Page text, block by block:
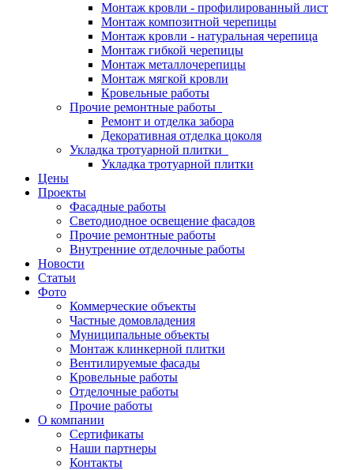
Монтаж кровли - профилированный лист
Монтаж композитной черепицы
Монтаж кровли - натуральная черепица
Монтаж гибкой черепицы
Монтаж металлочерепицы
Монтаж мягкой кровли
Кровельные работы
Прочие ремонтные работы
Ремонт и отделка забора
Декоративная отделка цоколя
Укладка тротуарной плитки
Укладка тротуарной плитки
Цены
Проекты
Фасадные работы
Светодиодное освещение фасадов
Прочие ремонтные работы
Внутренние отделочные работы
Новости
Статьи
Фото
Коммерческие объекты
Частные домовладения
Муниципальные объекты
Монтаж клинкерной плитки
Вентилируемые фасады
Кровельные работы
Отделочные работы
Прочие работы
О компании
Сертификаты
Наши партнеры
Контакты